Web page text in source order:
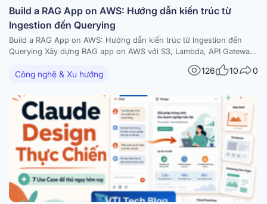
Build a RAG App on AWS: Hướng dẫn kiến trúc từ
Ingestion đến Querying
Build a RAG App on AWS: Hướng dẫn kiến trúc từ Ingestion đến
Querying Xây dựng RAG app on AWS với S3, Lambda, API Gateway,
Amazon Bedrock và vector database — kèm diagram và best
practices Trong bài viết này RAG là gì và vì sao nên build a RAG…
Công nghệ & Xu hướng 126 10 0